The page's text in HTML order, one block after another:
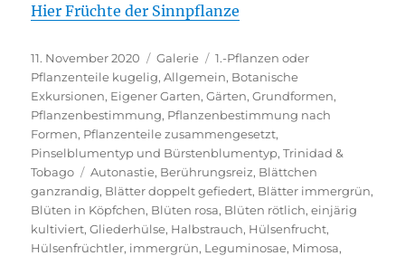
Hier Früchte der Sinnpflanze
Veröffentlicht
am
11. November 2020 Format
Galerie Kategorien
1.-Pflanzen oder
Pflanzenteile kugelig,Allgemein, Botanische
Exkursionen, Eigener Garten,Gärten,Grundformen,
Pflanzenbestimmung, Pflanzenbestimmung nach
Formen, Pflanzenteile zusammengesetzt,
Pinselblumentyp und Bürstenblumentyp,Trinidad &
Tobago
Schlagwörter
Autonastie, Berührungsreiz, Blättchen
ganzrandig, Blätter doppelt gefiedert, Blätter immergrün,
Blüten in Köpfchen, Blüten rosa, Blüten rötlich,einjärig
kultiviert,Gliederhülse, Halbstrauch, Hülsenfrucht,
Hülsenfrüchtler, immergrün, Leguminosae, Mimosa,